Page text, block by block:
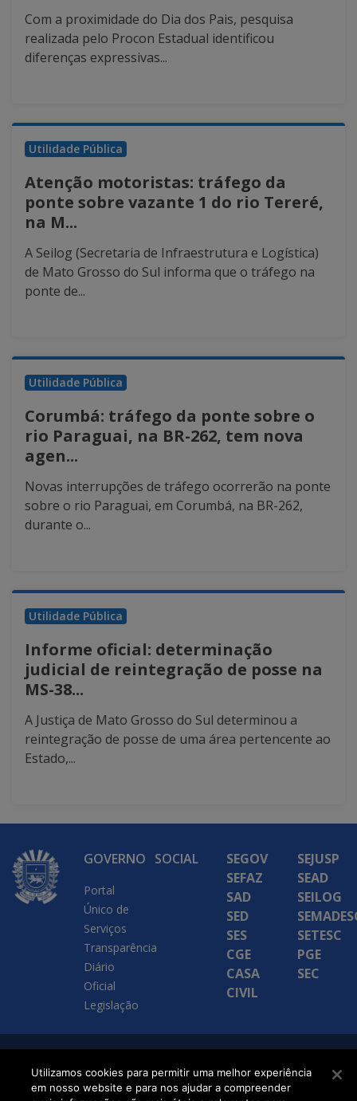
Com a proximidade do Dia dos Pais, pesquisa
realizada pelo Procon Estadual identificou
diferenças expressivas...
Utilidade Pública
Atenção motoristas: tráfego da
ponte sobre vazante 1 do rio Tereré,
na M...
A Seilog (Secretaria de Infraestrutura e Logística)
de Mato Grosso do Sul informa que o tráfego na
ponte de...
Utilidade Pública
Corumbá: tráfego da ponte sobre o
rio Paraguai, na BR-262, tem nova
agen...
Novas interrupções de tráfego ocorrerão na ponte
sobre o rio Paraguai, em Corumbá, na BR-262,
durante o...
Utilidade Pública
Informe oficial: determinação
judicial de reintegração de posse na
MS-38...
A Justiça de Mato Grosso do Sul determinou a
reintegração de posse de uma área pertencente ao
Estado,...
GOVERNO
Portal
Único de
Serviços
Transparência
Diário
Oficial
Legislação
SOCIAL
SEGOV
SEFAZ
SAD
SED
SES
CGE
CASA
CIVIL
SEJUSP
SEAD
SEILOG
SETESC
PGE
SEC
SETDIG | Secretaria-
Executiva de
Utilizamos cookies para permitir uma melhor experiência
em nosso website e para nos ajudar a compreender